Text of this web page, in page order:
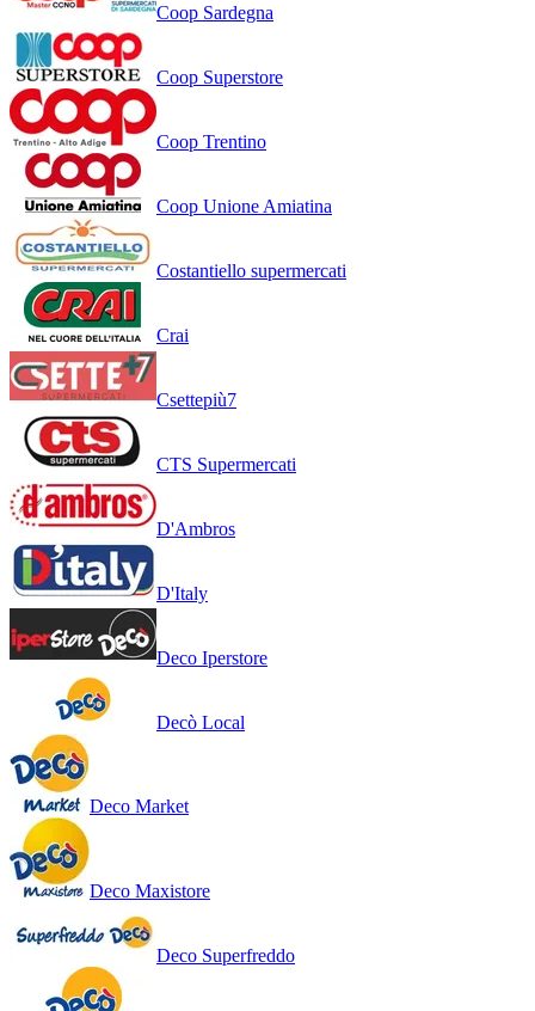
Coop Sardegna
Coop Superstore
Coop Trentino
Coop Unione Amiatina
Costantiello supermercati
Crai
Csettepiù7
CTS Supermercati
D'Ambros
D'Italy
Deco Iperstore
Decò Local
Deco Market
Deco Maxistore
Deco Superfreddo